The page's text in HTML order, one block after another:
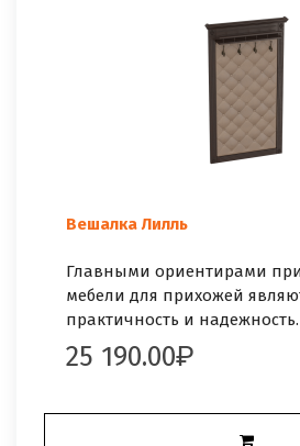
Вешалка Лилль
Главными ориентирами
мебели для прихожей
практичность и
25 190.00